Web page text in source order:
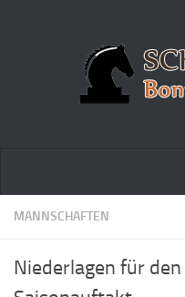
Home
Vereinsmeisterschaft
MANNSCHAFTEN
Niederlagen für